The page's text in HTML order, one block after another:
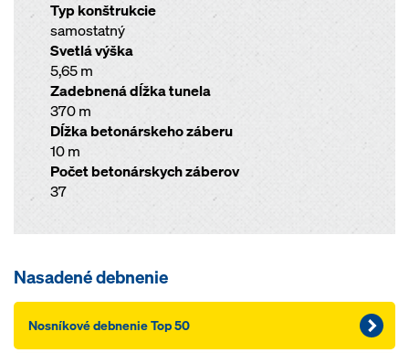
Typ konštrukcie
samostatný
Svetlá výška
5,65 m
Zadebnená dĺžka tunela
370 m
Dĺžka betonárskeho záberu
10 m
Počet betonárskych záberov
37
Nasadené debnenie
Nosníkové debnenie Top 50